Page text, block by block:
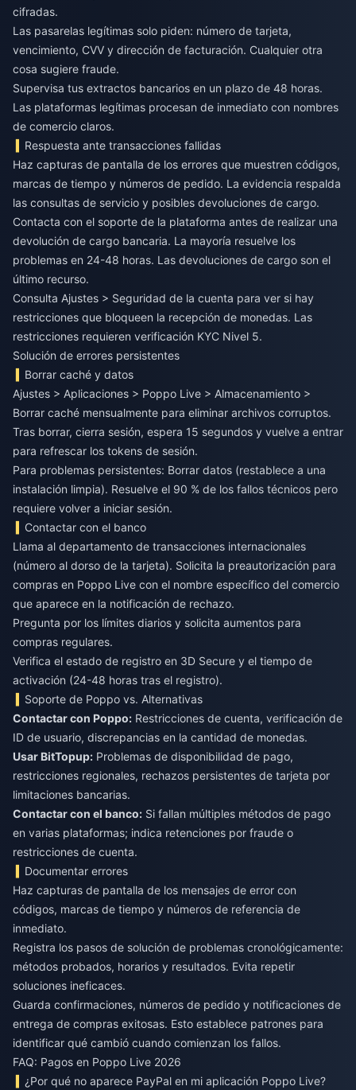
cifradas.
Las pasarelas legítimas solo piden: número de tarjeta,
vencimiento, CVV y dirección de facturación. Cualquier otra
cosa sugiere fraude.
Supervisa tus extractos bancarios en un plazo de 48 horas.
Las plataformas legítimas procesan de inmediato con nombres
de comercio claros.
Respuesta ante transacciones fallidas
Haz capturas de pantalla de los errores que muestren códigos,
marcas de tiempo y números de pedido. La evidencia respalda
las consultas de servicio y posibles devoluciones de cargo.
Contacta con el soporte de la plataforma antes de realizar una
devolución de cargo bancaria. La mayoría resuelve los
problemas en 24-48 horas. Las devoluciones de cargo son el
último recurso.
Consulta Ajustes > Seguridad de la cuenta para ver si hay
restricciones que bloqueen la recepción de monedas. Las
restricciones requieren verificación KYC Nivel 5.
Solución de errores persistentes
Borrar caché y datos
Ajustes > Aplicaciones > Poppo Live > Almacenamiento >
Borrar caché mensualmente para eliminar archivos corruptos.
Tras borrar, cierra sesión, espera 15 segundos y vuelve a entrar
para refrescar los tokens de sesión.
Para problemas persistentes: Borrar datos (restablece a una
instalación limpia). Resuelve el 90 % de los fallos técnicos pero
requiere volver a iniciar sesión.
Contactar con el banco
Llama al departamento de transacciones internacionales
(número al dorso de la tarjeta). Solicita la preautorización para
compras en Poppo Live con el nombre específico del comercio
que aparece en la notificación de rechazo.
Pregunta por los límites diarios y solicita aumentos para
compras regulares.
Verifica el estado de registro en 3D Secure y el tiempo de
activación (24-48 horas tras el registro).
Soporte de Poppo vs. Alternativas
Contactar con Poppo: Restricciones de cuenta, verificación de
ID de usuario, discrepancias en la cantidad de monedas.
Usar BitTopup: Problemas de disponibilidad de pago,
restricciones regionales, rechazos persistentes de tarjeta por
limitaciones bancarias.
Contactar con el banco: Si fallan múltiples métodos de pago
en varias plataformas; indica retenciones por fraude o
restricciones de cuenta.
Documentar errores
Haz capturas de pantalla de los mensajes de error con
códigos, marcas de tiempo y números de referencia de
inmediato.
Registra los pasos de solución de problemas cronológicamente:
métodos probados, horarios y resultados. Evita repetir
soluciones ineficaces.
Guarda confirmaciones, números de pedido y notificaciones de
entrega de compras exitosas. Esto establece patrones para
identificar qué cambió cuando comienzan los fallos.
FAQ: Pagos en Poppo Live 2026
¿Por qué no aparece PayPal en mi aplicación Poppo Live?